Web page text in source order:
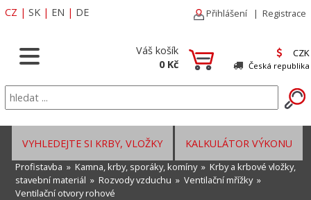
CZ | SK | EN | DE Přihlášení | Registrace
Váš košík
0 Kč
CZK
Česká republika
KALKULÁTOR VÝKONU
VYHLEDEJTE SI KRBY, VLOŽKY
Profistavba » Kamna, krby, sporáky, komíny» Krby a krbové vložky,
stavební materiál » Rozvody vzduchu » Ventilační mřížky»
Ventilační otvory rohové